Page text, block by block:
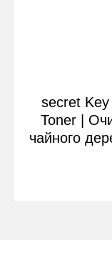
secret
Toner |
чайного